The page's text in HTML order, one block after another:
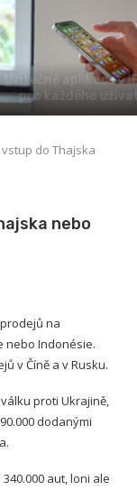
aplikace v iPhonu
uživatele
do Thajska
nebo
na
nebo Indonésie.
v Číně a v Rusku.
proti Ukrajině,
dodanými
aut, loni ale